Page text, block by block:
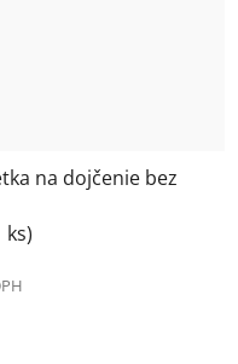
na dojčenie bez
ks)